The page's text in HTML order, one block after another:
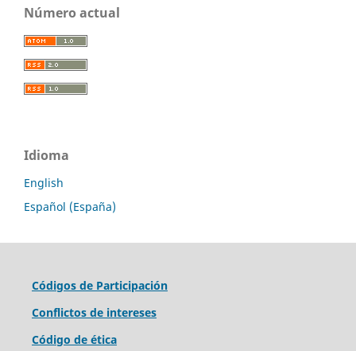
Número actual
Idioma
English
Español (España)
Códigos de Participación
Conflictos de intereses
Código de ética